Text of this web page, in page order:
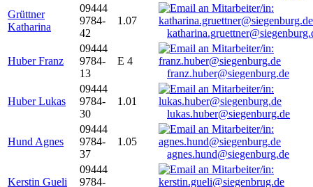
Grüttner
Katharina
09444
9784-
42
1.07
Huber Franz
09444
9784-
13
E 4
franz.huber@siegenburg.de
Huber Lukas
09444
9784-
30
1.01
lukas.huber@siegenburg.de
Hund Agnes
09444
9784-
37
1.05
agnes.hund@siegenburg.de
Kerstin Gueli
09444
9784-